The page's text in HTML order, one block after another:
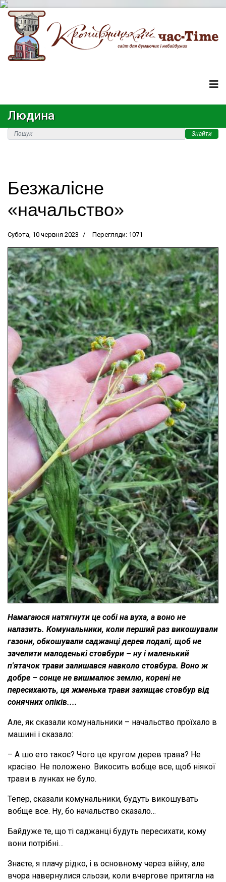
Людина
Знайти
Безжалісне
«начальство»
Субота, 10 червня 2023 Перегляди: 1071
Намагаюся натягнути це собі на вуха, а воно не
налазить. Комунальники, коли перший раз викошували
газони, обкошували саджанці дерев подалі, щоб не
зачепити малоденькі стовбури – ну і маленький
п'ятачок трави залишався навколо стовбура. Воно ж
добре – сонце не вишмалює землю, корені не
пересихають, ця жменька трави захищає стовбур від
сонячних опіків....
Але, як сказали комунальники – начальство проїхало в
машині і сказало:
– А шо ето такоє? Чого це кругом дерев трава? Не
красіво. Не положено. Викосить вобще все, щоб ніякої
трави в лунках не було.
Тепер, сказали комунальники, будуть викошувать
вобще все. Ну, бо начальство сказало…
Байдуже те, що ті саджанці будуть пересихати, кому
вони потрібні…
Знаєте, я плачу рідко, і в основному через війну, але
вчора навернулися сльози, коли вчергове притягла на